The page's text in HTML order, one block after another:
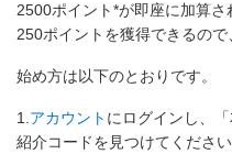
2500ポイント*が即座に加算
250ポイントを獲得できるので
始め方は以下のとおりです。
1. アカウント にログインし、
紹介コードを見つけてください